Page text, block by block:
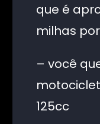
que é
milhas
– você
125cc